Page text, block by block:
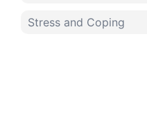
Stress and Coping